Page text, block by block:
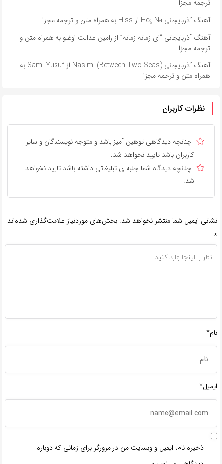
ترجمه مجزا
آهنگ آذربایجانی Heç Nə از Hiss به همراه متن و ترجمه مجزا
آهنگ آذربایجانی “ای زمانه زمانه” از رامین عدالت اوغلو به همراه متن و
ترجمه مجزا
آهنگ آذربایجانی Nasimi (Between Two Seas) از Sami Yusuf به
همراه متن و ترجمه مجزا
نظرات کاربران
چنانچه دیدگاهی توهین آمیز باشد و متوجه نویسندگان و سایر
کاربران باشد تایید نخواهد شد.
چنانچه دیدگاه شما جنبه ی تبلیغاتی داشته باشد تایید نخواهد
شد.
نشانی ایمیل شما منتشر نخواهد شد. بخش‌های موردنیاز علامت‌گذاری شده‌اند
*
نام*
ایمیل*
ذخیره نام، ایمیل و وبسایت من در مرورگر برای زمانی که دوباره